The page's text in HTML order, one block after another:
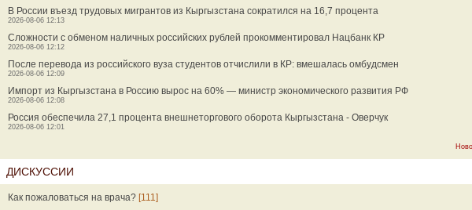
В России въезд трудовых мигрантов из Кыргызстана сократился на 16,7 процента
2026-08-06 12:13
Сложности с обменом наличных российских рублей прокомментировал Нацбанк КР
2026-08-06 12:12
После перевода из российского вуза студентов отчислили в КР: вмешалась омбудсмен
2026-08-06 12:09
Импорт из Кыргызстана в Россию вырос на 60% — министр экономического развития РФ
2026-08-06 12:08
Россия обеспечила 27,1 процента внешнеторгового оборота Кыргызстана - Оверчук
2026-08-06 12:01
ДИСКУССИИ
Как пожаловаться на врача? [111]